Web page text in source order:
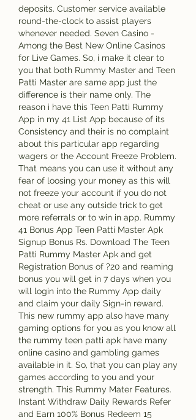
deposits. Customer service available
round-the-clock to assist players
whenever needed. Seven Casino -
Among the Best New Online Casinos
for Live Games. So, i make it clear to
you that both Rummy Master and Teen
Patti Master are same app just the
difference is their name only. The
reason i have this Teen Patti Rummy
App in my 41 List App because of its
Consistency and their is no complaint
about this particular app regarding
wagers or the Account Freeze Problem.
That means you can use it without any
fear of loosing your money as this will
not freeze your account if you do not
cheat or use any outside trick to get
more referrals or to win in app. Rummy
41 Bonus App Teen Patti Master Apk
Signup Bonus Rs. Download The Teen
Patti Rummy Master Apk and get
Registration Bonus of ?20 and reaming
bonus you will get in 7 days when you
will login into the Rummy App daily
and claim your daily Sign-in reward.
This new rummy app also have many
gaming options for you as you know all
the rummy teen patti apk have many
online casino and gambling games
available in it. So, that you can play any
games according to you and your
strength. This Rummy Mater Features.
Instant Withdraw Daily Rewards Refer
and Earn 100% Bonus Redeem 15